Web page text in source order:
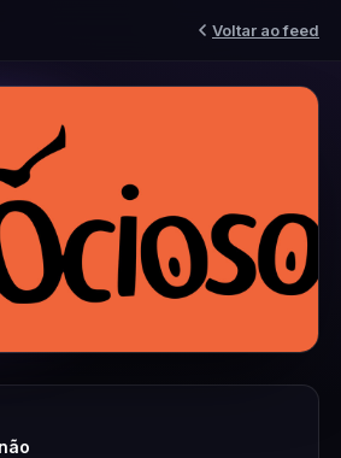
Voltar ao feed